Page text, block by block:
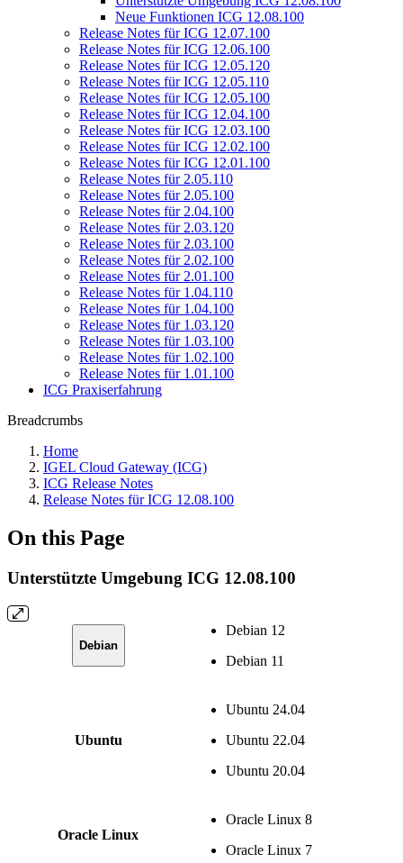
Neue Funktionen ICG 12.08.100
Release Notes für ICG 12.07.100
Release Notes für ICG 12.06.100
Release Notes für ICG 12.05.120
Release Notes für ICG 12.05.110
Release Notes für ICG 12.05.100
Release Notes für ICG 12.04.100
Release Notes für ICG 12.03.100
Release Notes für ICG 12.02.100
Release Notes für ICG 12.01.100
Release Notes für 2.05.110
Release Notes für 2.05.100
Release Notes für 2.04.100
Release Notes für 2.03.120
Release Notes für 2.03.100
Release Notes für 2.02.100
Release Notes für 2.01.100
Release Notes für 1.04.110
Release Notes für 1.04.100
Release Notes für 1.03.120
Release Notes für 1.03.100
Release Notes für 1.02.100
Release Notes für 1.01.100
ICG Praxiserfahrung
Breadcrumbs
Home
IGEL Cloud Gateway (ICG)
ICG Release Notes
Release Notes für ICG 12.08.100
On this Page
Unterstützte Umgebung ICG 12.08.100
Debian
Debian 12
Debian 11
Ubuntu
Ubuntu 24.04
Ubuntu 22.04
Ubuntu 20.04
Oracle Linux
Oracle Linux 8
Oracle Linux 7